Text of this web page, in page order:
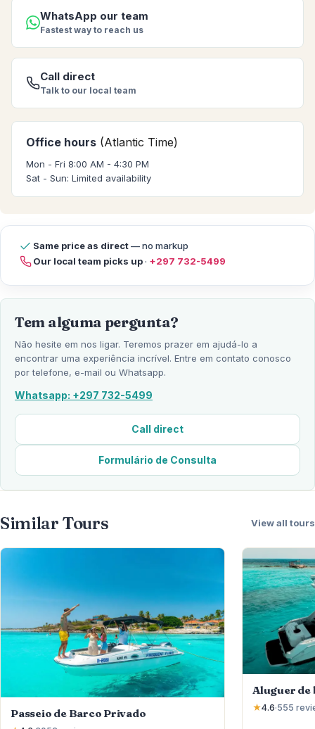
WhatsApp our team
Fastest way to reach us
Call direct
Talk to our local team
Office hours (Atlantic Time)
Mon - Fri 8:00 AM - 4:30 PM
Sat - Sun: Limited availability
Same price as direct— no markup
Our local team picks up· +297 732-5499
Tem alguma pergunta?
Não hesite em nos ligar. Teremos prazer em ajudá-lo a
encontrar uma experiência incrível. Entre em contato conosco
por telefone, e-mail ou Whatsapp.
Whatsapp: +297 732-5499
Call direct
Formulário de Consulta
Similar Tours View all tours
Passeio de Barco Privado
Aluguer de
★4.6·555